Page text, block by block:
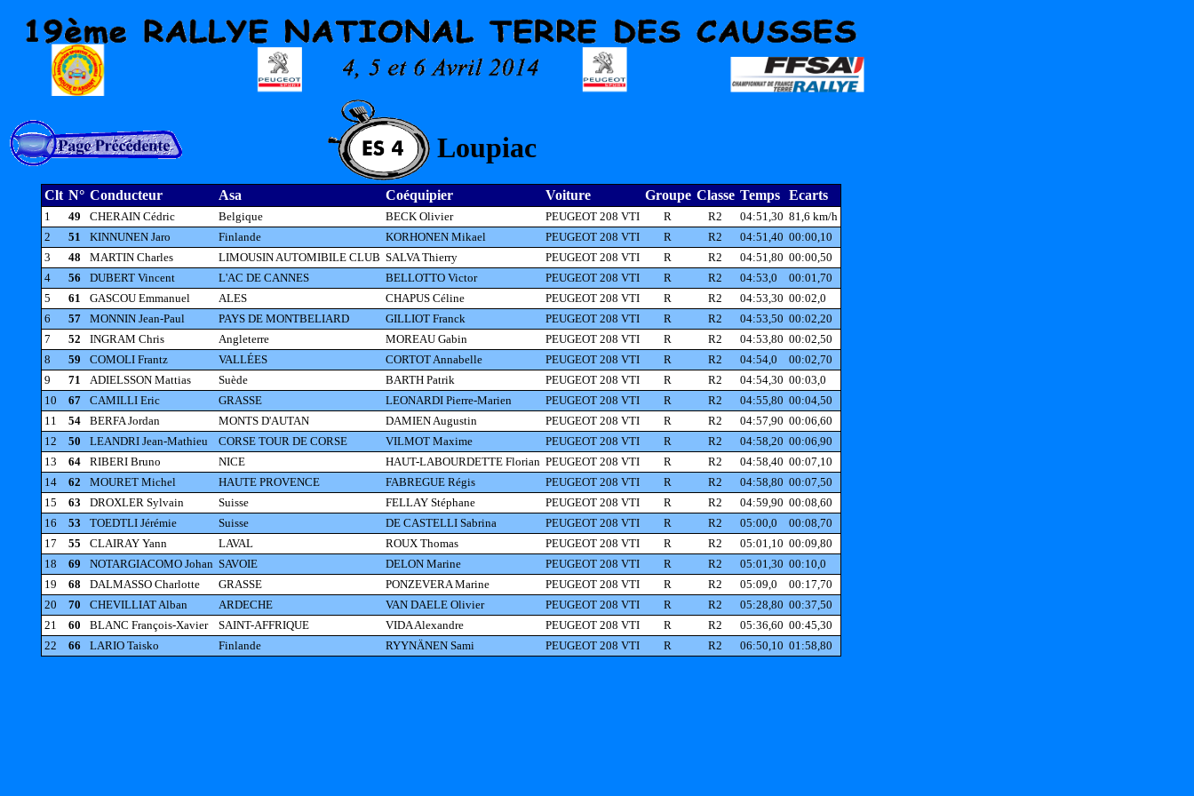
Loupiac
Clt N° Conducteur Asa Coéquipier Voiture Groupe Classe Temps Ecarts
1 49 CHERAIN Cédric Belgique BECK Olivier PEUGEOT 208 VTI R R2 04:51,30 81,6 km/h
2
51 KINNUNEN Jaro Finlande KORHONEN Mikael PEUGEOT 208 VTI R R2 04:51,40 00:00,10
3
48 MARTIN Charles LIMOUSIN AUTOMIBILE CLUB SALVA Thierry PEUGEOT 208 VTI R R2 04:51,80 00:00,50
4
56 DUBERT Vincent L'AC DE CANNES BELLOTTO Victor PEUGEOT 208 VTI R R2 04:53,0
00:01,70
5
61 GASCOU Emmanuel ALES CHAPUS Céline PEUGEOT 208 VTI R R2 04:53,30 00:02,0
6
57 MONNIN Jean-Paul PAYS DE MONTBELIARD GILLIOT Franck PEUGEOT 208 VTI R R2 04:53,50 00:02,20
7
52 INGRAM Chris Angleterre MOREAU Gabin PEUGEOT 208 VTI R R2 04:53,80 00:02,50
8
59 COMOLI Frantz VALLÉES CORTOT Annabelle PEUGEOT 208 VTI R R2 04:54,0
00:02,70
9
71 ADIELSSON Mattias Suède BARTH Patrik PEUGEOT 208 VTI R R2 04:54,30 00:03,0
10
67 CAMILLI Eric GRASSE LEONARDI Pierre-Marien PEUGEOT 208 VTI R R2 04:55,80 00:04,50
11
54 BERFA Jordan MONTS D'AUTAN DAMIEN Augustin PEUGEOT 208 VTI R R2 04:57,90 00:06,60
12
50 LEANDRI Jean-Mathieu CORSE TOUR DE CORSE VILMOT Maxime PEUGEOT 208 VTI R R2 04:58,20 00:06,90
13
64 RIBERI Bruno NICE HAUT-LABOURDETTE Florian PEUGEOT 208 VTI R R2 04:58,40 00:07,10
14
62 MOURET Michel HAUTE PROVENCE FABREGUE Régis PEUGEOT 208 VTI R R2 04:58,80 00:07,50
15
63 DROXLER Sylvain Suisse FELLAY Stéphane PEUGEOT 208 VTI R R2 04:59,90 00:08,60
16
53 TOEDTLI Jérémie Suisse DE CASTELLI Sabrina PEUGEOT 208 VTI R R2 05:00,0
00:08,70
17
55 CLAIRAY Yann LAVAL ROUX Thomas PEUGEOT 208 VTI R R2 05:01,10 00:09,80
18
69 NOTARGIACOMO Johan SAVOIE DELON Marine PEUGEOT 208 VTI R R2 05:01,30 00:10,0
19
68 DALMASSO Charlotte GRASSE PONZEVERA Marine PEUGEOT 208 VTI R R2 05:09,0
00:17,70
20
70 CHEVILLIAT Alban ARDECHE VAN DAELE Olivier PEUGEOT 208 VTI R R2 05:28,80 00:37,50
21
60 BLANC François-Xavier SAINT-AFFRIQUE VIDA Alexandre PEUGEOT 208 VTI R R2 05:36,60 00:45,30
22
66 LARIO Taisko Finlande RYYNÄNEN Sami PEUGEOT 208 VTI R R2 06:50,10 01:58,80